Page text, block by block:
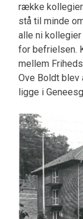
række kollegier
stå til minde
alle ni
for befrielsen.
mellem
Ove Boldt blev
ligge i